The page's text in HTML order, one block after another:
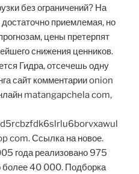
без ограничений? На
приемлемая, но
цены претерпят
снижения ценников.
Гидра, отсечешь одну
сайт комментарии onion
matangapchela com,
com. Ссылка на новое.
года реализовано 975
40 000. Подборка